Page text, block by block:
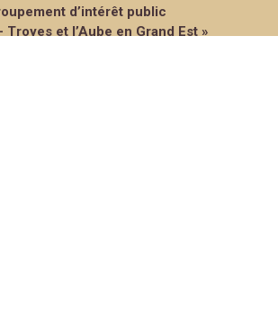
d’intérêt public
Troyes et l’Aube en Grand Est »